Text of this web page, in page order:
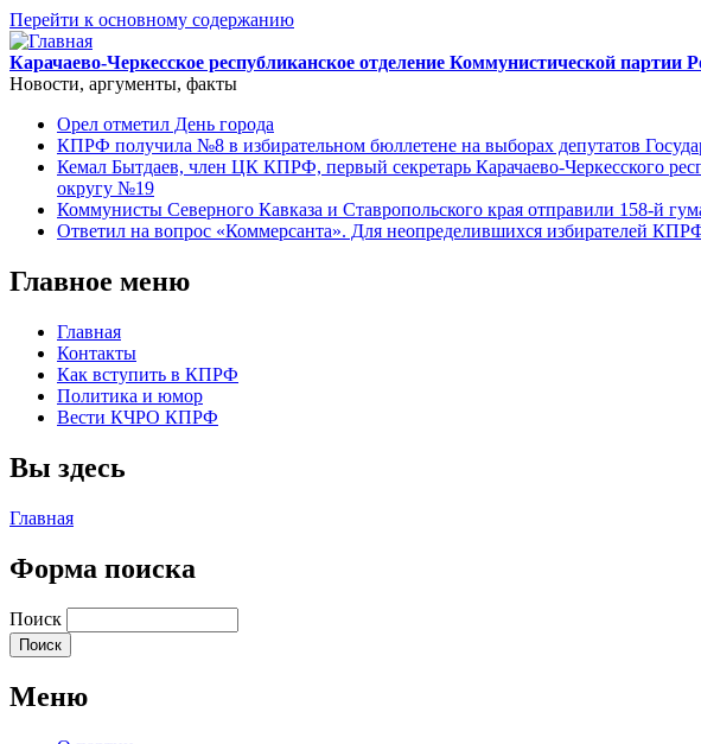
Перейти к основному содержанию
Карачаево-Черкесское республиканское отделение Коммунистической партии
Новости, аргументы, факты
Орел отметил День города
КПРФ получила №8 в избирательном бюллетене на выборах депутатов
Кемал Бытдаев, член ЦК КПРФ, первый секретарь Карачаево-Черкесского
округу №19
Коммунисты Северного Кавказа и Ставропольского края отправили 158-й
Ответил на вопрос «Коммерсанта». Для неопределившихся избирателей
Главное меню
Главная
Контакты
Как вступить в КПРФ
Политика и юмор
Вести КЧРО КПРФ
Вы здесь
Главная
Форма поиска
Поиск
Меню